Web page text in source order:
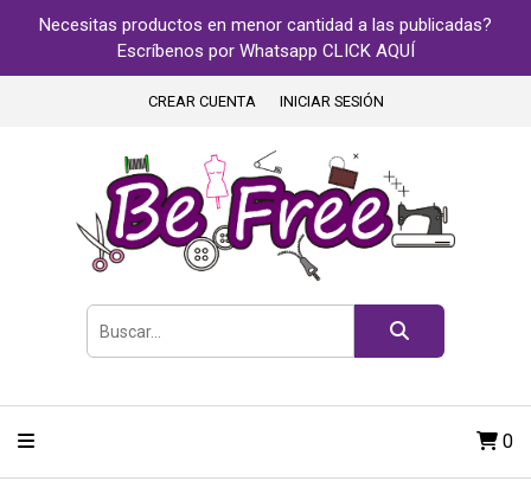
Necesitas productos en menor cantidad a las publicadas?
Escríbenos por Whatsapp CLICK AQUÍ
CREAR CUENTA INICIAR SESIÓN
0